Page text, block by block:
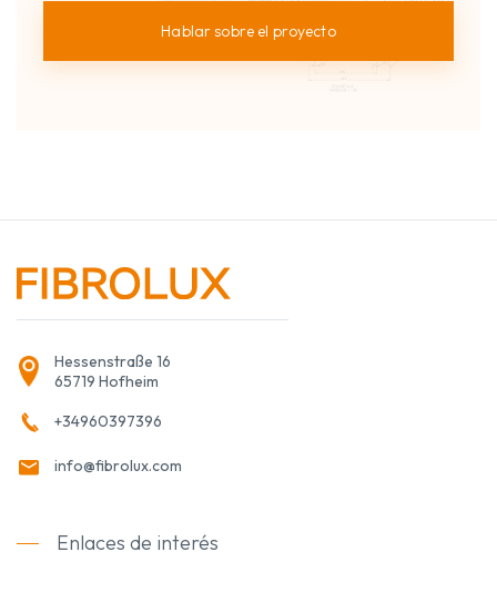
Hablar sobre el proyecto
Hessenstraße 16
65719 Hofheim
+34960397396
info@fibrolux.com
Enlaces de interés